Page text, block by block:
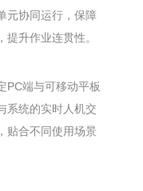
元协同运行，保障
升作业连贯性。
PC端与可移动平板
系统的实时人机交
贴合不同使用场景